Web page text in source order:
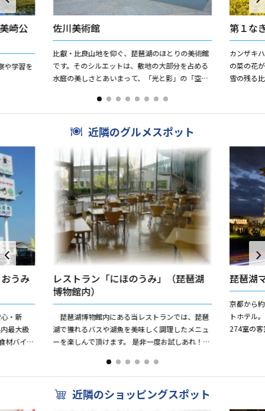
崎公
や学習を
佐川美術館
比叡・比良山地を仰ぐ、琵琶湖のほとりの美術館
です。そのシルエットは、敷地の大部分を占める
水庭の美しさとあいまって、「光と影」の「空
ています。 「水に浮かぶ...
第１な
カンザキ
の菜の花
雪の残る
近隣のグルメスポット
うみ
・新
最大級
材バイキ
レストラン「にほのうみ」（琵琶湖
博物館内）
琵琶湖博物館内にある当レストランでは、琵琶
湖で獲れるバスや湖魚を美味しく調理したメニュ
ーを楽しんで頂けます。 是非一度お試しあれ！
の幸天丼（オオ...
琵琶湖
京都から
トホテル
274室の
近隣のショッピングスポット